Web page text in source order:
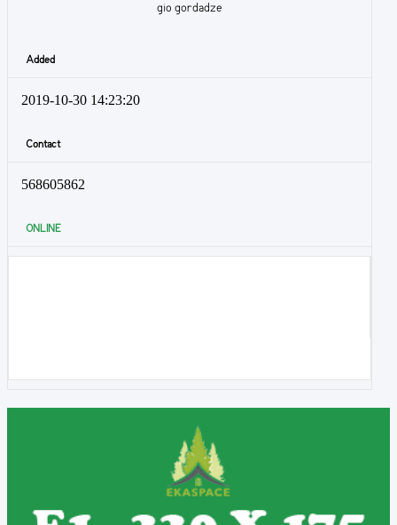
gio gordadze
Added
2019-10-30 14:23:20
Contact
568605862
ONLINE